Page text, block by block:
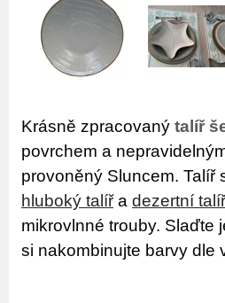
Krásně zpracovaný talíř
povrchem a
provoněný Sluncem. Talíř
hluboký talířa dezertní talíř
mikrovlnné trouby. Slaďte
si nakombinujte barvy dle